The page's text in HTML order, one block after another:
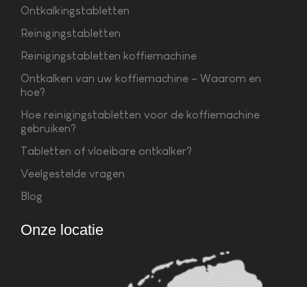
Ontkalkingstabletten
Reinigingstabletten
Reinigingstabletten koffiemachine
Ontkalken van uw koffiemachine – Waarom en
hoe?
Hoe reinigingstabletten voor de koffiemachine
gebruiken?
Tabletten of vloeibare ontkalker?
Veelgestelde vragen
Blog
Onze locatie